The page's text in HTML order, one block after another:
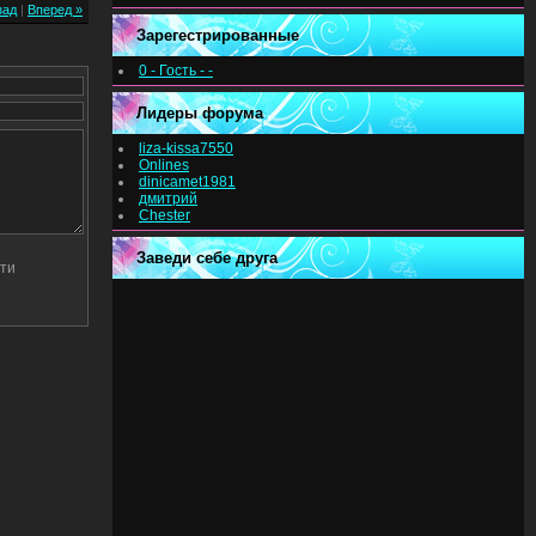
| Вперед »
Зарегестрированные
0 - Гость - -
Лидеры форума
liza-kissa7550
Onlines
dinicamet1981
дмитрий
Chester
Заведи себе друга